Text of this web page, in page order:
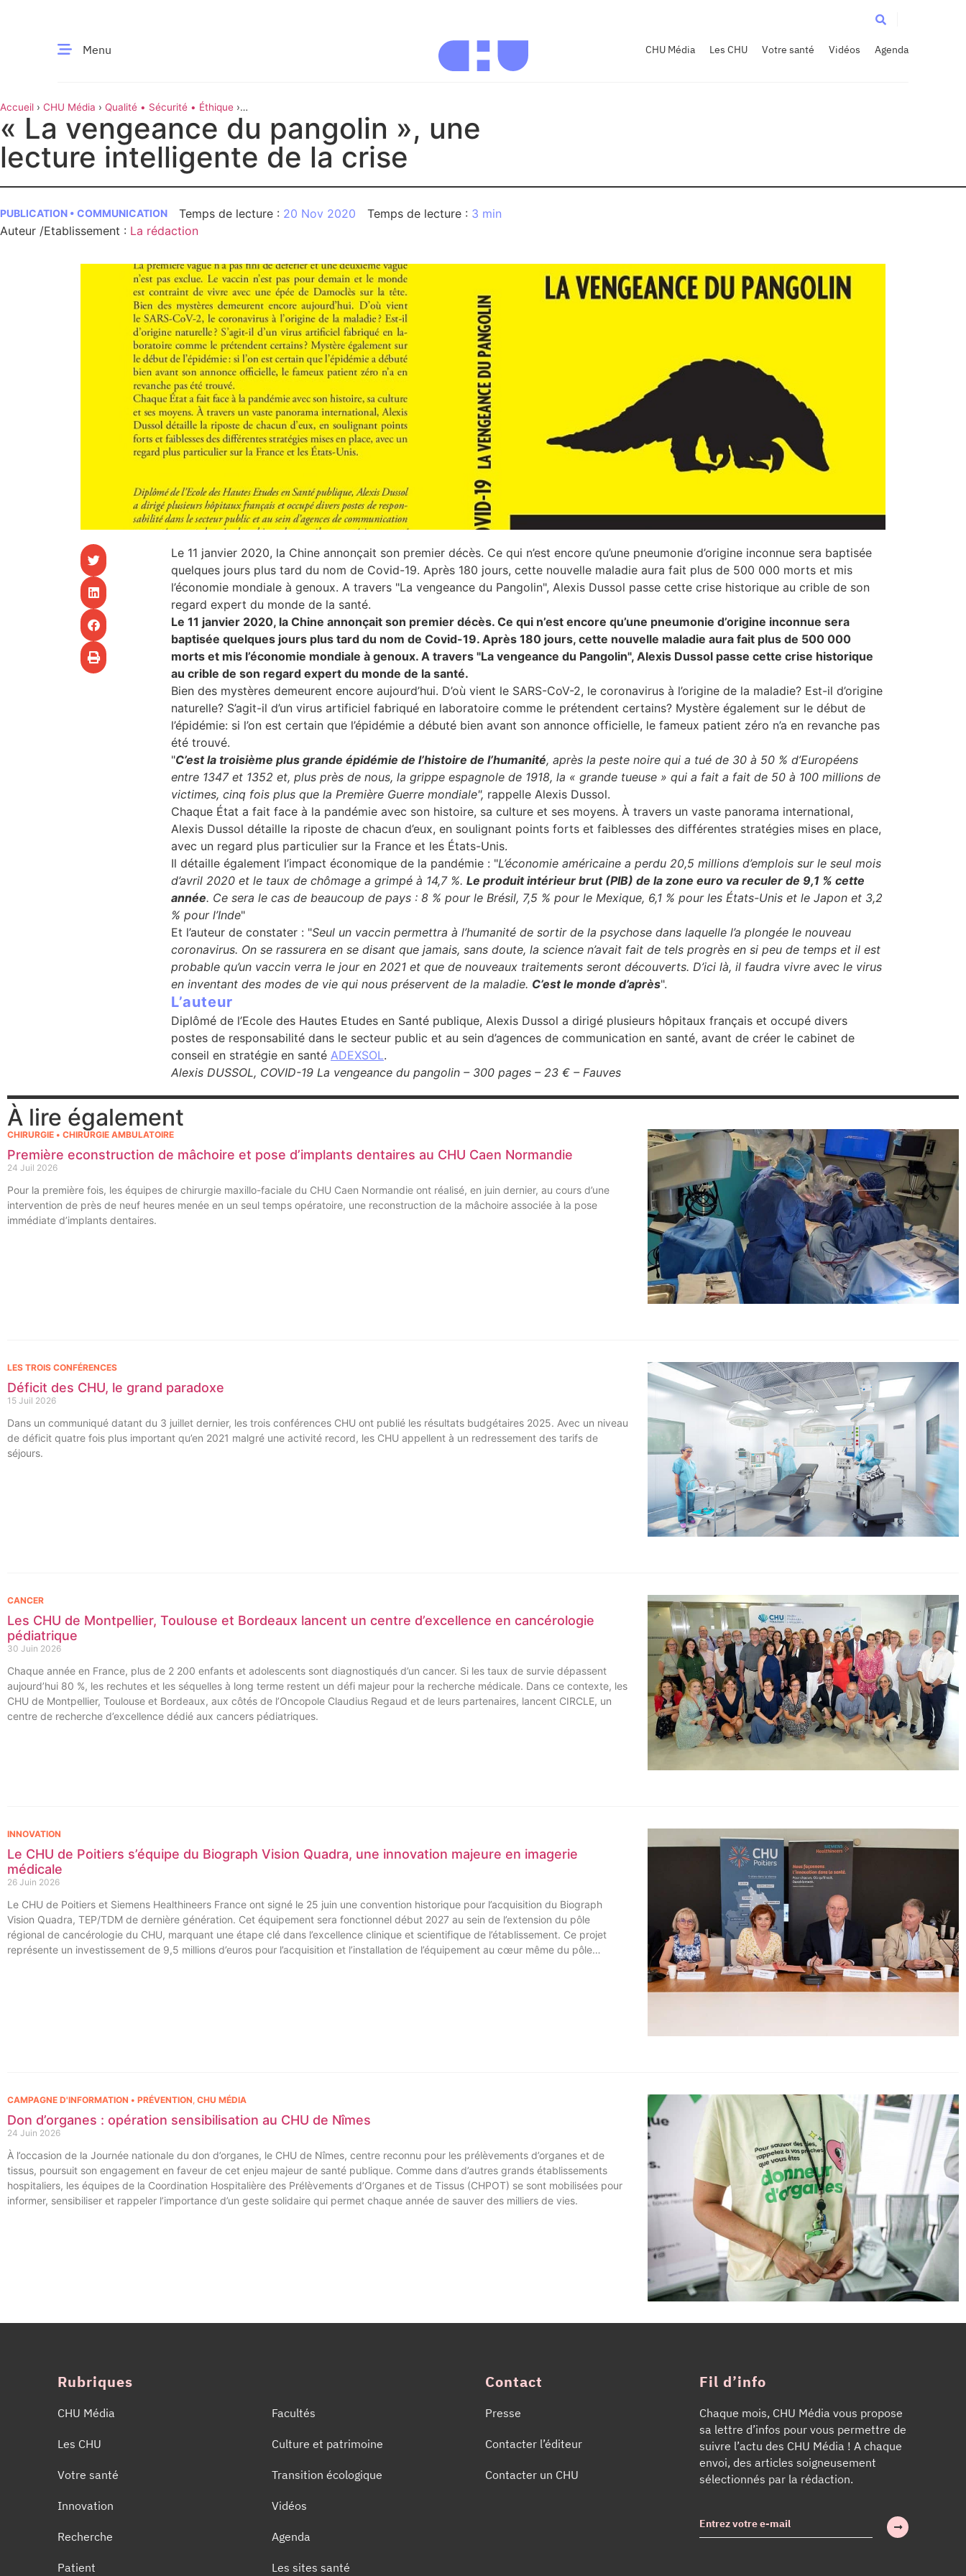
Menu CHU Média Les CHU Votre santé Vidéos Agenda
MOMENT
Innovation
Accueil › CHU Média › Qualité • Sécurité • Éthique ›
Publication • Communication ›« La vengeance du pangolin »,
une lecture intelligente de la crise
« La vengeance du pangolin », une
lecture intelligente de la crise
PUBLICATION • COMMUNICATION 20 Nov 2020
3 min
Auteur /Etablissement : La rédaction
Le 11 janvier 2020, la Chine annonçait son premier décès. Ce qui n’est encore qu’une pneumonie d’origine inconnue sera baptisée
quelques jours plus tard du nom de Covid-19. Après 180 jours, cette nouvelle maladie aura fait plus de 500 000 morts et mis
l’économie mondiale à genoux. A travers "La vengeance du Pangolin", Alexis Dussol passe cette crise historique au crible de son
regard expert du monde de la santé.
Le 11 janvier 2020, la Chine annonçait son premier décès. Ce qui n’est encore qu’une pneumonie d’origine inconnue sera
baptisée quelques jours plus tard du nom de Covid-19. Après 180 jours, cette nouvelle maladie aura fait plus de 500 000
morts et mis l’économie mondiale à genoux. A travers "La vengeance du Pangolin", Alexis Dussol passe cette crise historique
au crible de son regard expert du monde de la santé.
Bien des mystères demeurent encore aujourd’hui. D’où vient le SARS-CoV-2, le coronavirus à l’origine de la maladie? Est-il d’origine
naturelle? S’agit-il d’un virus artificiel fabriqué en laboratoire comme le prétendent certains? Mystère également sur le début de
l’épidémie: si l’on est certain que l’épidémie a débuté bien avant son annonce officielle, le fameux patient zéro n’a en revanche pas
été trouvé.
"C’est la troisième plus grande épidémie de l’histoire de l’humanité, après la peste noire qui a tué de 30 à 50 % d’Européens
entre 1347 et 1352 et, plus près de nous, la grippe espagnole de 1918, la « grande tueuse » qui a fait a fait de 50 à 100 millions de
victimes, cinq fois plus que la Première Guerre mondiale", rappelle Alexis Dussol.
Chaque État a fait face à la pandémie avec son histoire, sa culture et ses moyens. À travers un vaste panorama international,
Alexis Dussol détaille la riposte de chacun d’eux, en soulignant points forts et faiblesses des différentes stratégies mises en place,
avec un regard plus particulier sur la France et les États-Unis.
Il détaille également l’impact économique de la pandémie : "L’économie américaine a perdu 20,5 millions d’emplois sur le seul mois
d’avril 2020 et le taux de chômage a grimpé à 14,7 %. Le produit intérieur brut (PIB) de la zone euro va reculer de 9,1 % cette
année. Ce sera le cas de beaucoup de pays : 8 % pour le Brésil, 7,5 % pour le Mexique, 6,1 % pour les États-Unis et le Japon et 3,2
% pour l’Inde"
Et l’auteur de constater : "Seul un vaccin permettra à l’humanité de sortir de la psychose dans laquelle l’a plongée le nouveau
coronavirus. On se rassurera en se disant que jamais, sans doute, la science n’avait fait de tels progrès en si peu de temps et il est
probable qu’un vaccin verra le jour en 2021 et que de nouveaux traitements seront découverts. D’ici là, il faudra vivre avec le virus
en inventant des modes de vie qui nous préservent de la maladie. C’est le monde d’après".
L’auteur
Diplômé de l’Ecole des Hautes Etudes en Santé publique, Alexis Dussol a dirigé plusieurs hôpitaux français et occupé divers
postes de responsabilité dans le secteur public et au sein d’agences de communication en santé, avant de créer le cabinet de
conseil en stratégie en santé ADEXSOL.
Alexis DUSSOL, COVID-19 La vengeance du pangolin – 300 pages – 23 € – Fauves
À lire également
Première econstruction de mâchoire et pose d’implants dentaires au CHU Caen Normandie
24 Juil 2026
CHIRURGIE • CHIRURGIE AMBULATOIRE
Pour la première fois, les équipes de chirurgie maxillo-faciale du CHU Caen Normandie ont réalisé, en juin dernier, au cours d’une
intervention de près de neuf heures menée en un seul temps opératoire, une reconstruction de la mâchoire associée à la pose
immédiate d’implants dentaires.
Déficit des CHU, le grand paradoxe
15 Juil 2026
LES TROIS CONFÉRENCES
Dans un communiqué datant du 3 juillet dernier, les trois conférences CHU ont publié les résultats budgétaires 2025. Avec un niveau
de déficit quatre fois plus important qu’en 2021 malgré une activité record, les CHU appellent à un redressement des tarifs de
séjours.
Les CHU de Montpellier, Toulouse et Bordeaux lancent un centre d’excellence en cancérologie
pédiatrique
30 Juin 2026
CANCER
Chaque année en France, plus de 2 200 enfants et adolescents sont diagnostiqués d’un cancer. Si les taux de survie dépassent
aujourd’hui 80 %, les rechutes et les séquelles à long terme restent un défi majeur pour la recherche médicale. Dans ce contexte, les
CHU de Montpellier, Toulouse et Bordeaux, aux côtés de l’Oncopole Claudius Regaud et de leurs partenaires, lancent CIRCLE, un
centre de recherche d’excellence dédié aux cancers pédiatriques.
Le CHU de Poitiers s’équipe du Biograph Vision Quadra, une innovation majeure en imagerie
médicale
26 Juin 2026
INNOVATION
Le CHU de Poitiers et Siemens Healthineers France ont signé le 25 juin une convention historique pour l’acquisition du Biograph
Vision Quadra, TEP/TDM de dernière génération. Cet équipement sera fonctionnel début 2027 au sein de l’extension du pôle
régional de cancérologie du CHU, marquant une étape clé dans l’excellence clinique et scientifique de l’établissement. Ce projet
représente un investissement de 9,5 millions d’euros pour l’acquisition et l’installation de l’équipement au cœur même du pôle
Don d’organes : opération sensibilisation au CHU de Nîmes
24 Juin 2026
CAMPAGNE D'INFORMATION • PRÉVENTION CHU MÉDIA
À l’occasion de la Journée nationale du don d’organes, le CHU de Nîmes, centre reconnu pour les prélèvements d’organes et de
tissus, poursuit son engagement en faveur de cet enjeu majeur de santé publique. Comme dans d’autres grands établissements
hospitaliers, les équipes de la Coordination Hospitalière des Prélèvements d’Organes et de Tissus (CHPOT) se sont mobilisées pour
informer, sensibiliser et rappeler l’importance d’un geste solidaire qui permet chaque année de sauver des milliers de vies.
Rubriques
CHU Média
Les CHU
Votre santé
Innovation
Recherche
Patient
Facultés
Culture et patrimoine
Transition écologique
Vidéos
Agenda
Les sites santé
Contact
Presse
Contacter l’éditeur
Contacter un CHU
Fil d’info
Chaque mois, CHU Média vous propose
sa lettre d’infos pour vous permettre de
suivre l’actu des CHU Média ! A chaque
envoi, des articles soigneusement
sélectionnés par la rédaction.